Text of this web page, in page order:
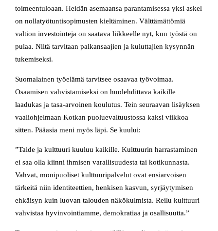
toimeentuloaan. Heidän asemaansa parantamisessa yksi askel
on nollatyötuntisopimusten kieltäminen. Välttämättömiä
valtion investointeja on saatava liikkeelle nyt, kun työstä on
pulaa. Niitä tarvitaan palkansaajien ja kuluttajien kysynnän
tukemiseksi.
Suomalainen työelämä tarvitsee osaavaa työvoimaa.
Osaamisen vahvistamiseksi on huolehdittava kaikille
laadukas ja tasa-arvoinen koulutus. Tein seuraavan lisäyksen
vaaliohjelmaan Kotkan puoluevaltuustossa kaksi viikkoa
sitten. Pääasia meni myös läpi. Se kuului:
”Taide ja kulttuuri kuuluu kaikille. Kulttuurin harrastaminen
ei saa olla kiinni ihmisen varallisuudesta tai kotikunnasta.
Vahvat, monipuoliset kulttuuripalvelut ovat ensiarvoisen
tärkeitä niin identiteettien, henkisen kasvun, syrjäytymisen
ehkäisyn kuin luovan talouden näkökulmista. Reilu kulttuuri
vahvistaa hyvinvointiamme, demokratiaa ja osallisuutta.”